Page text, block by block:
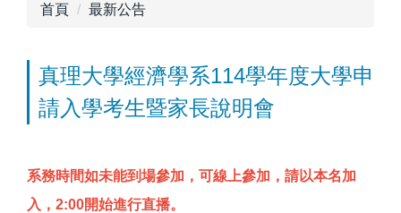
首頁 最新公告
真理大學經濟學系114學年度大學申
請入學考生暨家長說明會
系務時間如未能到場參加，可線上參加，請以本名加
入，2:00開始進行直播。